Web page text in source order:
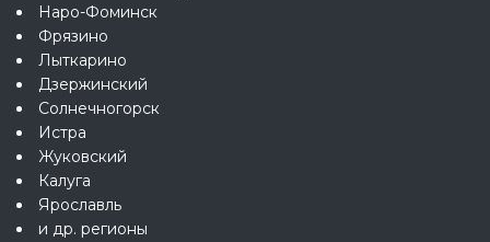
Наро-Фоминск
Фрязино
Лыткарино
Дзержинский
Солнечногорск
Истра
Жуковский
Калуга
Ярославль
и др. регионы